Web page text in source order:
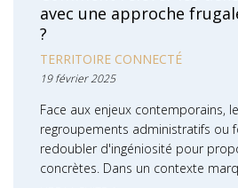
avec une approche
?
TERRITOIRE CONNECTÉ
19 février 2025
Face aux enjeux contemporains,
regroupements administratifs ou
redoubler d'ingéniosité pour
concrètes. Dans un contexte